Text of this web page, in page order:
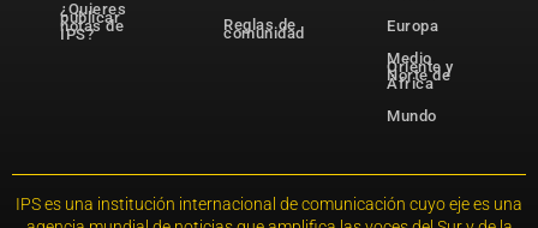
¿Quieres
publicar
notas de
IPS?
Reglas de
comunidad
Europa
Medio
Oriente y
Norte de
África
Mundo
IPS es una institución internacional de comunicación cuyo eje es una